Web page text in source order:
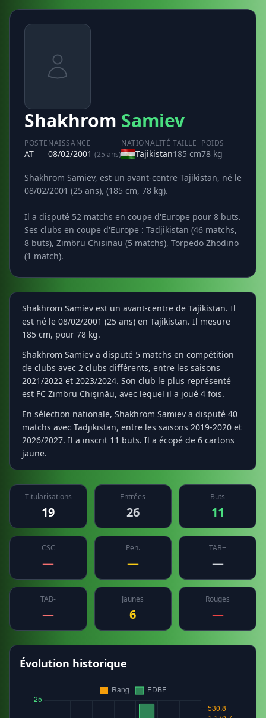
Shakhrom Samiev
POSTE
AT
NAISSANCE
08/02/2001 (25 ans)
NATIONALITÉ
Tajikistan
TAILLE
185 cm
POIDS
78 kg
Shakhrom Samiev, est un avant-centre Tajikistan, né le
08/02/2001 (25 ans), (185 cm, 78 kg).
Il a disputé 52 matchs en coupe d'Europe pour 8 buts.
Ses clubs en coupe d'Europe : Tadjikistan (46 matchs,
8 buts), Zimbru Chisinau (5 matchs), Torpedo Zhodino
(1 match).
Shakhrom Samiev est un avant-centre de Tajikistan. Il
est né le 08/02/2001 (25 ans) en Tajikistan. Il mesure
185 cm, pour 78 kg.
Shakhrom Samiev a disputé 5 matchs en compétition
de clubs avec 2 clubs différents, entre les saisons
2021/2022 et 2023/2024. Son club le plus représenté
est FC Zimbru Chişinău, avec lequel il a joué 4 fois.
En sélection nationale, Shakhrom Samiev a disputé 40
matchs avec Tadjikistan, entre les saisons 2019-2020 et
2026/2027. Il a inscrit 11 buts. Il a écopé de 6 cartons
jaune.
Titularisations
19
Entrées
26
Buts
11
CSC
—
Pen.
—
TAB+
—
TAB-
—
Jaunes
6
Rouges
—
Évolution historique